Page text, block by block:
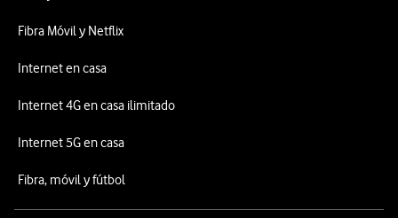
Fibra Móvil y Netflix
Internet en casa
Internet 4G en casa ilimitado
Internet 5G en casa
Fibra, móvil y fútbol